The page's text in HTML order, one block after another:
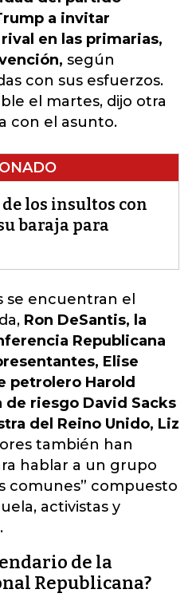
a invitar
en las primarias,
según
con sus esfuerzos.
el martes, dijo otra
con el asunto.
los insultos con
baraja para
se encuentran el
Ron DeSantis, la
Republicana
Elise
petrolero Harold
de riesgo David Sacks
del Reino Unido, Liz
también han
hablar a un grupo
comunes” compuesto
activistas y
de la
Republicana?